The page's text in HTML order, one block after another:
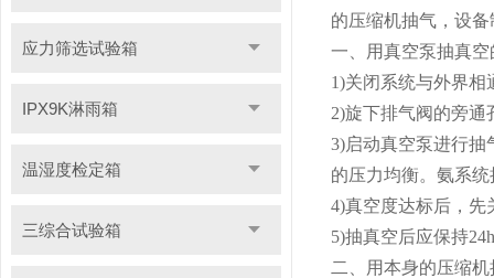
应力筛选试验箱
IPX9K淋雨箱
温湿度检定箱
三综合试验箱
的压缩机抽气，设
一、用真空泵抽真
1)关闭系统与外界
2)旋下排气阀的旁
3)启动真空泵进行抽
的压力均衡。氨系统
4)真空度达标后，先
5)抽真空后应保持
二、用本身的压缩